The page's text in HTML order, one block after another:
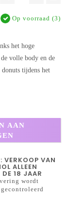
Op voorraad (3)
het hoge
volle body en de
tijdens het
AAN
VERKOOP VAN
ALLEEN
DE 18 JAAR
wordt